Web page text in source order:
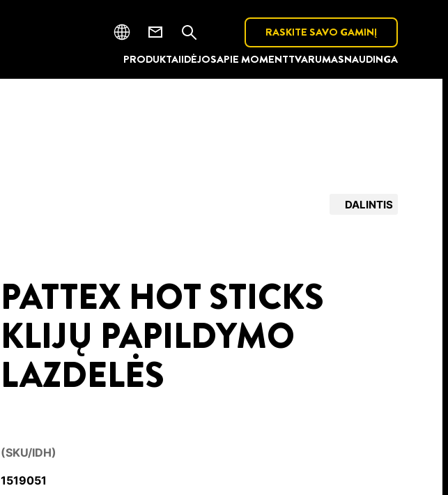
PRODUKTAIIDĖJOSAPIE MOMENTTVARUMASNAUDINGA
RASKITE SAVO GAMINĮ
DALINTIS
PATTEX HOT STICKS
KLIJŲ PAPILDYMO
LAZDELĖS
(SKU/IDH)
1519051